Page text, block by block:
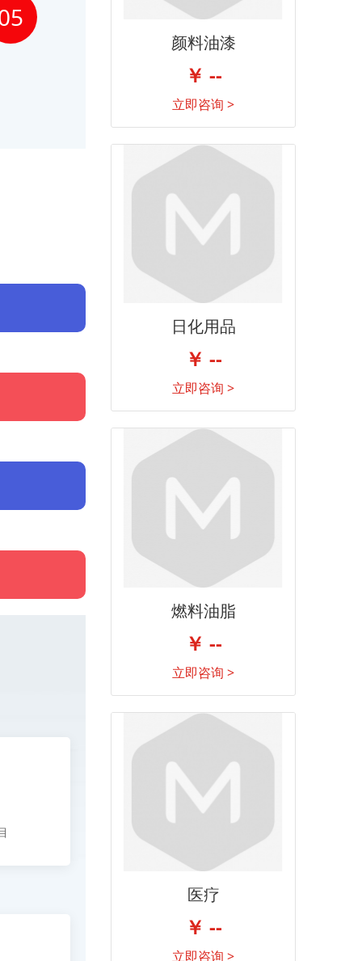
颜料油漆
￥ --
立即咨询 >
日化用品
￥ --
立即咨询 >
燃料油脂
￥ --
立即咨询 >
医疗
￥ --
立即咨询 >